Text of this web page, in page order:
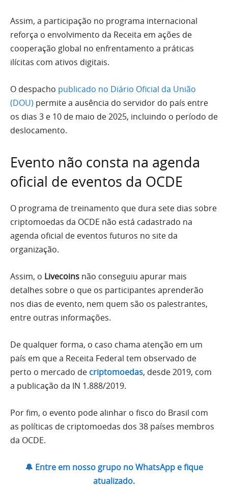
Assim, a participação no programa internacional
reforça o envolvimento da Receita em ações de
cooperação global no enfrentamento a práticas
ilícitas com ativos digitais.
O despacho publicado no Diário Oficial da União
(DOU) permite a ausência do servidor do país entre
os dias 3 e 10 de maio de 2025, incluindo o período de
deslocamento.
Evento não consta na agenda
oficial de eventos da OCDE
O programa de treinamento que dura sete dias sobre
criptomoedas da OCDE não está cadastrado na
agenda oficial de eventos futuros no site da
organização.
Assim, o Livecoins não conseguiu apurar mais
detalhes sobre o que os participantes aprenderão
nos dias de evento, nem quem são os palestrantes,
entre outras informações.
De qualquer forma, o caso chama atenção em um
país em que a Receita Federal tem observado de
perto o mercado de criptomoedas, desde 2019, com
a publicação da IN 1.888/2019.
Por fim, o evento pode alinhar o fisco do Brasil com
as políticas de criptomoedas dos 38 países membros
da OCDE.
🔔 Entre em nosso grupo no WhatsApp e fique
atualizado.